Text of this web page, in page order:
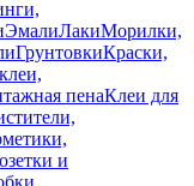
ЭмалиЛакиМорилки,
ГрунтовкиКраски,
пенаКлеи для
и